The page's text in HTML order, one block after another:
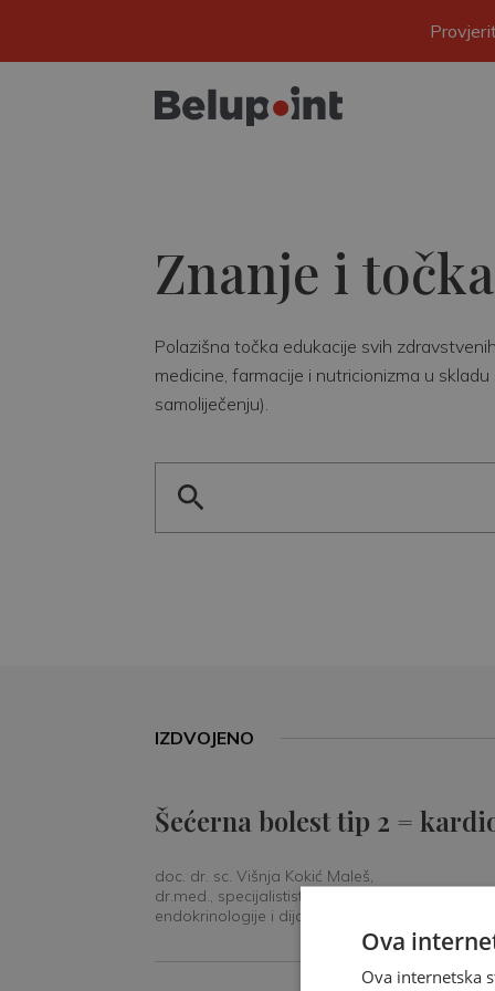
Znanje i točka
Polazišna točka edukacije svih
medicine, farmacije i nutricionizma u
samoliječenju).
IZDVOJENO
Šećerna bolest tip 2 =
doc. dr. sc. Višnja Kokić Maleš,
dr.med., specijalististica
endokrinologije i dijabetologije
Ova
Ova internetska